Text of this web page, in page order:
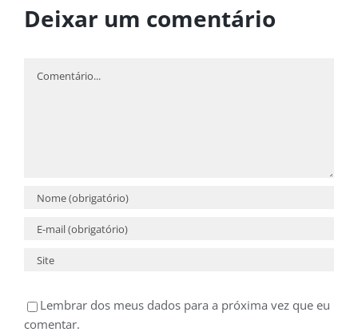
Deixar um comentário
Lembrar dos meus dados para a próxima vez que eu
comentar.